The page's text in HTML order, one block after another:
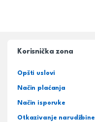
Korisnička zona
Opšti uslovi
Način plaćanja
Način isporuke
Otkazivanje narudžbine